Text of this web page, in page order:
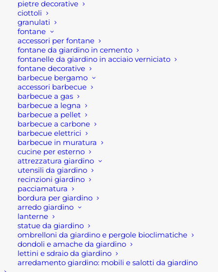
pietre decorative
ciottoli
granulati
fontane
accessori per fontane
fontane da giardino in cemento
fontanelle da giardino in acciaio verniciato
fontane decorative
barbecue bergamo
accessori barbecue
barbecue a gas
barbecue a legna
barbecue a pellet
barbecue a carbone
barbecue elettrici
barbecue in muratura
cucine per esterno
attrezzatura giardino
utensili da giardino
recinzioni giardino
pacciamatura
bordura per giardino
arredo giardino
lanterne
statue da giardino
ombrelloni da giardino e pergole bioclimatiche
dondoli e amache da giardino
lettini e sdraio da giardino
arredamento giardino: mobili e salotti da giardino
Ultimi visti
ANELLO DI TENUTA CANNA FUMARIA
INOX MAT
1,70€-5,95€
Fascia
di
5,95 €
CIOTOLA TONDA PER ESTERNO IN
CEMENTO
15,00€- 38,00 €
da
CIOTOLA OVALE PER ESTERNO IN
CEMENTO
34,00€-93,00 €Fascia
Rota Commerciale
Sede legale e punto vendita